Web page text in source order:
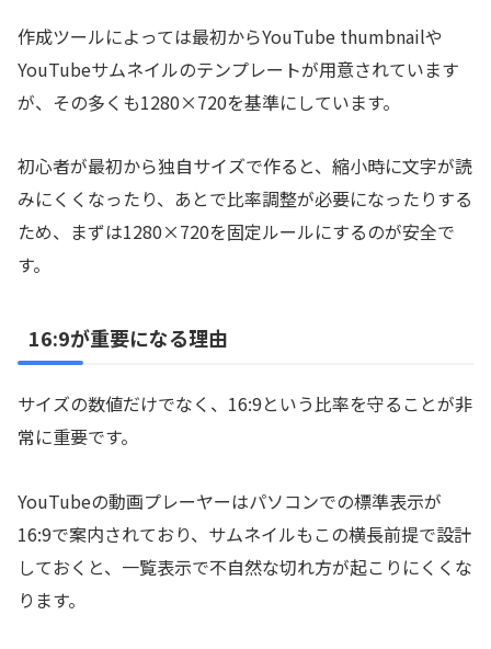
作成ツールによっては最初からYouTube thumbnailや
YouTubeサムネイルのテンプレートが用意されています
が、その多くも1280×720を基準にしています。
初心者が最初から独自サイズで作ると、縮小時に文字が読
みにくくなったり、あとで比率調整が必要になったりする
ため、まずは1280×720を固定ルールにするのが安全で
す。
16:9が重要になる理由
サイズの数値だけでなく、16:9という比率を守ることが非
常に重要です。
YouTubeの動画プレーヤーはパソコンでの標準表示が
16:9で案内されており、サムネイルもこの横長前提で設計
しておくと、一覧表示で不自然な切れ方が起こりにくくな
ります。